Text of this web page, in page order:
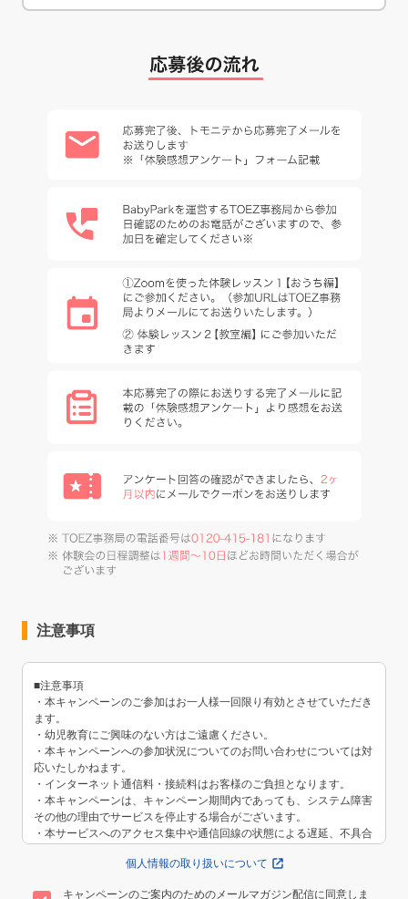
注意事項
■注意事項
・本キャンペーンのご参加はお一人様一回限り有効とさせていただき
ます。
・幼児教育にご興味のない方はご遠慮ください。
・本キャンペーンへの参加状況についてのお問い合わせについては対
応いたしかねます。
・インターネット通信料・接続料はお客様のご負担となります。
・本キャンペーンは、キャンペーン期間内であっても、システム障害
その他の理由でサービスを停止する場合がございます。
・本サービスへのアクセス集中や通信回線の状態による遅延、不具合
により発生した損害、または起因して発生したすべての事象につきま
個人情報の取り扱いについて
キャンペーンのご案内のためのメールマガジン配信に同意しま